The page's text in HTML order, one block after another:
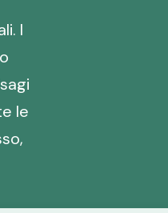
I
le